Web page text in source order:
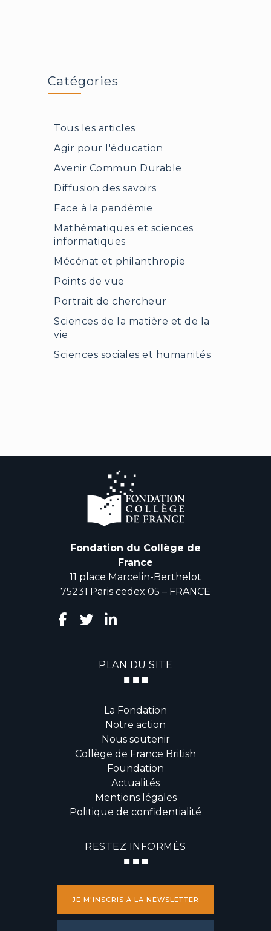
Catégories
Tous les articles
Agir pour l'éducation
Avenir Commun Durable
Diffusion des savoirs
Face à la pandémie
Mathématiques et sciences
informatiques
Mécénat et philanthropie
Points de vue
Portrait de chercheur
Sciences de la matière et de la
vie
Sciences sociales et humanités
Fondation du Collège de
France
11 place Marcelin-Berthelot
75231 Paris cedex 05 – FRANCE
PLAN DU SITE
La Fondation
Notre action
Nous soutenir
Collège de France British
Foundation
Actualités
Mentions légales
Politique de confidentialité
RESTEZ INFORMÉS
JE M'INSCRIS À LA NEWSLETTER